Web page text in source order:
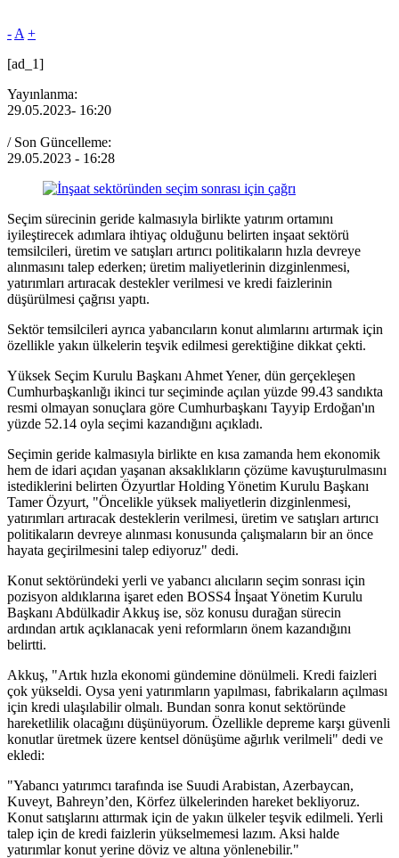
- A +
[ad_1]
Yayınlanma:
29.05.2023- 16:20
/ Son Güncelleme:
29.05.2023 - 16:28
Seçim sürecinin geride kalmasıyla birlikte yatırım ortamını
iyileştirecek adımlara ihtiyaç olduğunu belirten inşaat sektörü
temsilcileri, üretim ve satışları artırıcı politikaların hızla devreye
alınmasını talep ederken; üretim maliyetlerinin dizginlenmesi,
yatırımları artıracak destekler verilmesi ve kredi faizlerinin
düşürülmesi çağrısı yaptı.
Sektör temsilcileri ayrıca yabancıların konut alımlarını artırmak için
özellikle yakın ülkelerin teşvik edilmesi gerektiğine dikkat çekti.
Yüksek Seçim Kurulu Başkanı Ahmet Yener, dün gerçekleşen
Cumhurbaşkanlığı ikinci tur seçiminde açılan yüzde 99.43 sandıkta
resmi olmayan sonuçlara göre Cumhurbaşkanı Tayyip Erdoğan'ın
yüzde 52.14 oyla seçimi kazandığını açıkladı.
Seçimin geride kalmasıyla birlikte en kısa zamanda hem ekonomik
hem de idari açıdan yaşanan aksaklıkların çözüme kavuşturulmasını
istediklerini belirten Özyurtlar Holding Yönetim Kurulu Başkanı
Tamer Özyurt, "Öncelikle yüksek maliyetlerin dizginlenmesi,
yatırımları artıracak desteklerin verilmesi, üretim ve satışları artırıcı
politikaların devreye alınması konusunda çalışmaların bir an önce
hayata geçirilmesini talep ediyoruz" dedi.
Konut sektöründeki yerli ve yabancı alıcıların seçim sonrası için
pozisyon aldıklarına işaret eden BOSS4 İnşaat Yönetim Kurulu
Başkanı Abdülkadir Akkuş ise, söz konusu durağan sürecin
ardından artık açıklanacak yeni reformların önem kazandığını
belirtti.
Akkuş, "Artık hızla ekonomi gündemine dönülmeli. Kredi faizleri
çok yükseldi. Oysa yeni yatırımların yapılması, fabrikaların açılması
için kredi ulaşılabilir olmalı. Bundan sonra konut sektöründe
hareketlilik olacağını düşünüyorum. Özellikle depreme karşı güvenli
konutlar üretmek üzere kentsel dönüşüme ağırlık verilmeli" dedi ve
ekledi:
"Yabancı yatırımcı tarafında ise Suudi Arabistan, Azerbaycan,
Kuveyt, Bahreyn’den, Körfez ülkelerinden hareket bekliyoruz.
Konut satışlarını attırmak için de yakın ülkeler teşvik edilmeli. Yerli
talep için de kredi faizlerin yükselmemesi lazım. Aksi halde
yatırımlar konut yerine döviz ve altına yönlenebilir."